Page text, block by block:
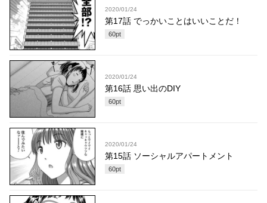
2020/01/24
第17話 でっかいことはいいことだ！
60pt
2020/01/24
第16話 思い出のDIY
60pt
2020/01/24
第15話 ソーシャルアパートメント
60pt